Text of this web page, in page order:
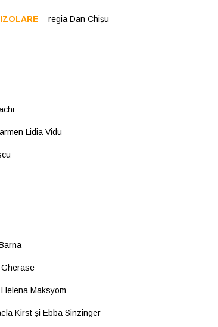
– regia Dan Chișu
Lidia Vidu
Maksyom
Kirst și Ebba Sinzinger